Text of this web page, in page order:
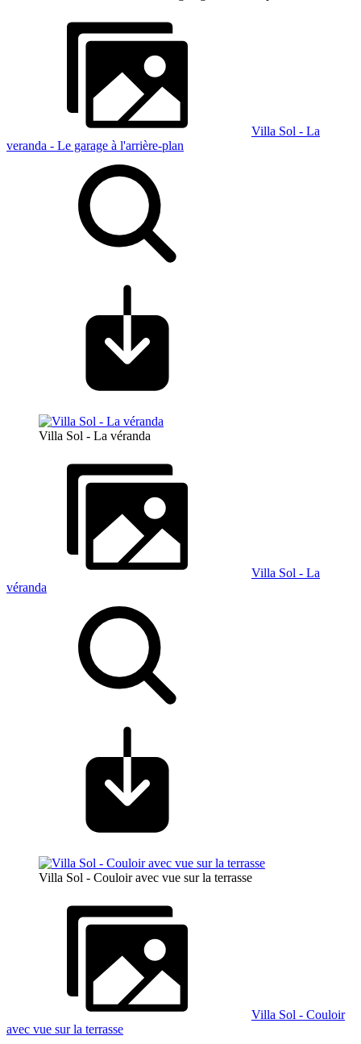
Villa Sol - La
veranda - Le garage à l'arrière-plan
Villa Sol - La véranda
Villa Sol - La
véranda
Villa Sol - Couloir avec vue sur la terrasse
Villa Sol - Couloir
avec vue sur la terrasse